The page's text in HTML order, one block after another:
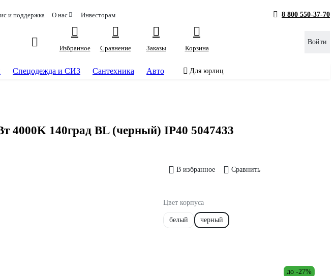
и поддержка О нас Инвесторам 8 800 550-37-70
Избранное
Сравнение Заказы Корзина
Войти
Спецодежда и СИЗ Сантехника Авто Для юрлиц
4000K 140град BL (черный) IP40 5047433
В избранное Сравнить
Цвет корпуса
белый черный
до -27%